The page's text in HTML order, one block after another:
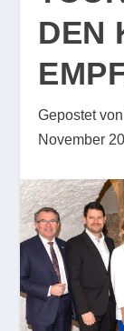
DEN
Gepostet
November